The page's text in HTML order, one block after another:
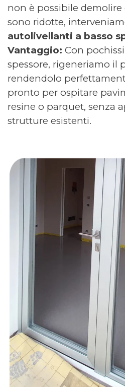
non è possibile demolire
sono ridotte,
autolivellanti a basso
Vantaggio: Con
spessore, rigeneriamo il
rendendolo
pronto per ospitare
resine o parquet, senza
strutture esistenti.